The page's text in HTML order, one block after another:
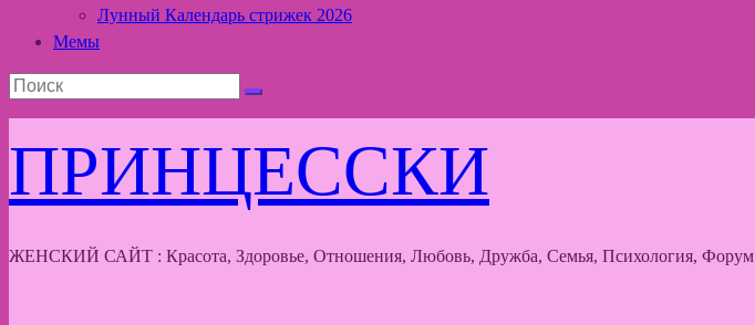
Лунный Календарь стрижек 2026
Мемы
ПРИНЦЕССКИ
ЖЕНСКИЙ САЙТ : Красота, Здоровье, Отношения, Любовь, Дружба, Семья, Психология, Форум